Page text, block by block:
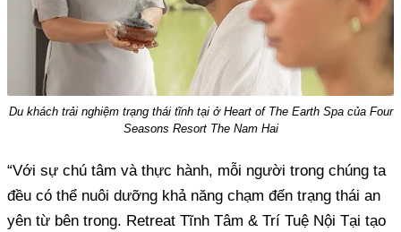
Du khách trải nghiệm trạng thái tĩnh tại ở Heart of The Earth Spa của Four
Seasons Resort The Nam Hai
“Với sự chú tâm và thực hành, mỗi người trong chúng ta
đều có thể nuôi dưỡng khả năng chạm đến trạng thái an
yên từ bên trong. Retreat Tĩnh Tâm & Trí Tuệ Nội Tại tạo